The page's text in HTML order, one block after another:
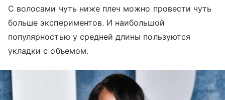
С волосами чуть ниже плеч можно провести чуть
больше экспериментов. И наибольшой
популярностью у средней длины пользуются
укладки с объемом.